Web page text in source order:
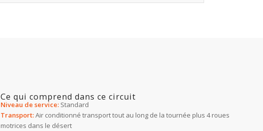
Ce qui comprend dans ce circuit
Niveau de service: Standard
Transport:Air conditionné transport tout au long de la tournée plus 4 roues
motrices dans le désert